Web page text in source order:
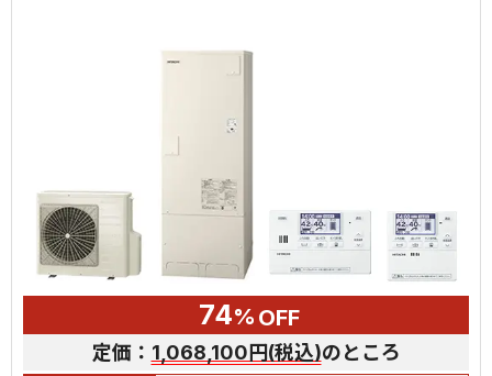
74% OFF
定価： 1,068,100円(税込)のところ